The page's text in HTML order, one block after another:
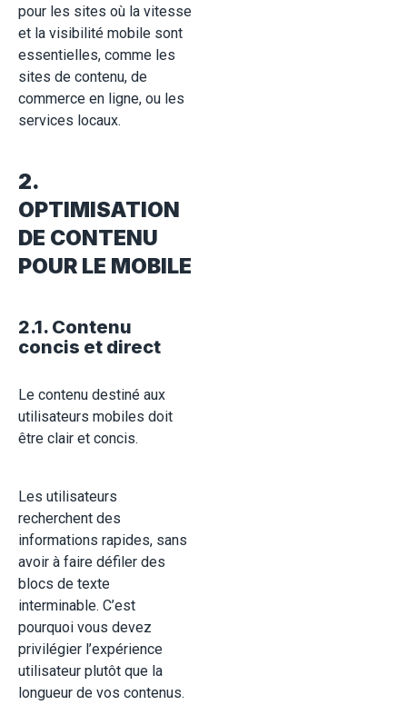
pour les sites où la vitesse
et la visibilité mobile sont
essentielles, comme les
sites de contenu, de
commerce en ligne, ou les
services locaux.
2.
OPTIMISATION
DE CONTENU
POUR LE MOBILE
2.1. Contenu
concis et direct
Le contenu destiné aux
utilisateurs mobiles doit
être clair et concis.
Les utilisateurs
recherchent des
informations rapides, sans
avoir à faire défiler des
blocs de texte
interminable. C’est
pourquoi vous devez
privilégier l’expérience
utilisateur plutôt que la
longueur de vos contenus.